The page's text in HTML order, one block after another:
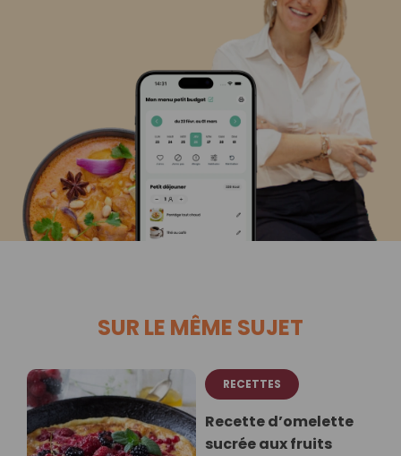
SUR LE MÊME SUJET
RECETTES
Recette d’omelette
sucrée aux fruits